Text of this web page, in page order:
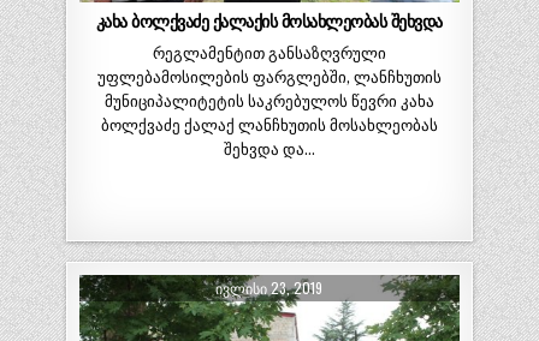
კახა ბოლქვაძე ქალაქის მოსახლეობას შეხვდა
რეგლამენტით განსაზღვრული
უფლებამოსილების ფარგლებში, ლანჩხუთის
მუნიციპალიტეტის საკრებულოს წევრი კახა
ბოლქვაძე ქალაქ ლანჩხუთის მოსახლეობას
შეხვდა და…
ᲘᲕᲚᲘᲡᲘ 23, 2019